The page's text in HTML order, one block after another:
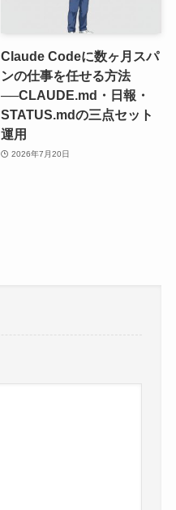
Claude Codeに数ヶ月スパ
ンの仕事を任せる方法
──CLAUDE.md・日報・
STATUS.mdの三点セット
運用
2026年7月20日